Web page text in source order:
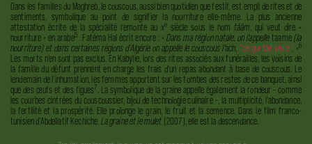
Dans les familles du Maghreb, le couscous, aussi bien quotidien que festif, est empli de rites et de
sentiments, symbolique au point de signifier la nourriture elle-même. La plus ancienne
attestation écrite de la spécialité remonte au xe siècle sous le nom tââm, qui veut dire «
nourriture » enarabe5. Fatéma Hal écrit encore : « Dans ma région natale, on l'appelletaame(la
nourriture) et dans certaines régions d'Algérie on appelle le couscous l’ach, "ce qui fait vivre". »6
Les morts n’en sont pas exclus. En Kabylie, lors des rites associés aux funérailles, les voisins de
la famille du défunt prennent en charge les frais d’un repas abondant à base de couscous. Le
lendemain de l’inhumation, les femmes apportent sur les tombes des restes de ce banquet, ainsi
que des œufs etdes figues7. La symbolique de la graine appelle également la rondeur – comme
les courbes cintrées du couscoussier, bijou de technologie culinaire –, la multiplicité, l’abondance,
la fertilité et la prospérité. Elle prolonge le grain, le fruit et la semence. Dans le film franco-
tunisien d’Abdellatif Kechiche,La graine et le mulet (2007), elle est la descendance.